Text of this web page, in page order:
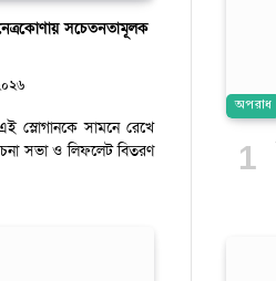
সচেতনতামূলক
স্লোগানকে সামনে রেখে
সভা ও লিফলেট বিতরণ
অপরাধ